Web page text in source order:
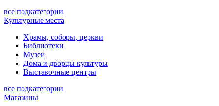
все подкатегории
Культурные места
Храмы, соборы, церкви
Библиотеки
Музеи
Дома и дворцы культуры
Выставочные центры
все подкатегории
Магазины